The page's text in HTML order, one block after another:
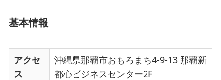
基本情報
アクセ
ス
沖縄県那覇市おもろまち4-9-13 那覇新
都心ビジネスセンター2F